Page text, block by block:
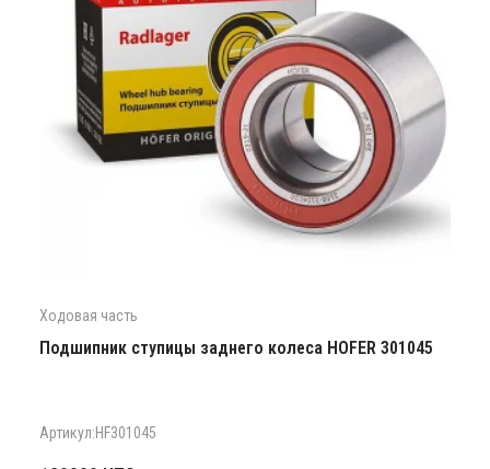
Ходовая часть
Подшипник ступицы заднего колеса HOFER 301045
Артикул:HF301045